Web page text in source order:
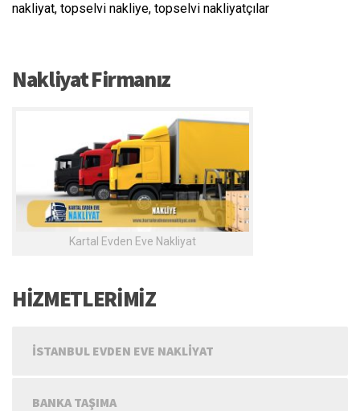
nakliyat, topselvi nakliye, topselvi nakliyatçılar
Nakliyat Firmanız
Kartal Evden Eve Nakliyat
HİZMETLERİMİZ
İSTANBUL EVDEN EVE NAKLIYAT
BANKA TAŞIMA